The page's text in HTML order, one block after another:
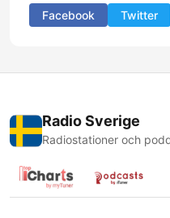
Facebook Twitter
Radio Sverige
Radiostationer och